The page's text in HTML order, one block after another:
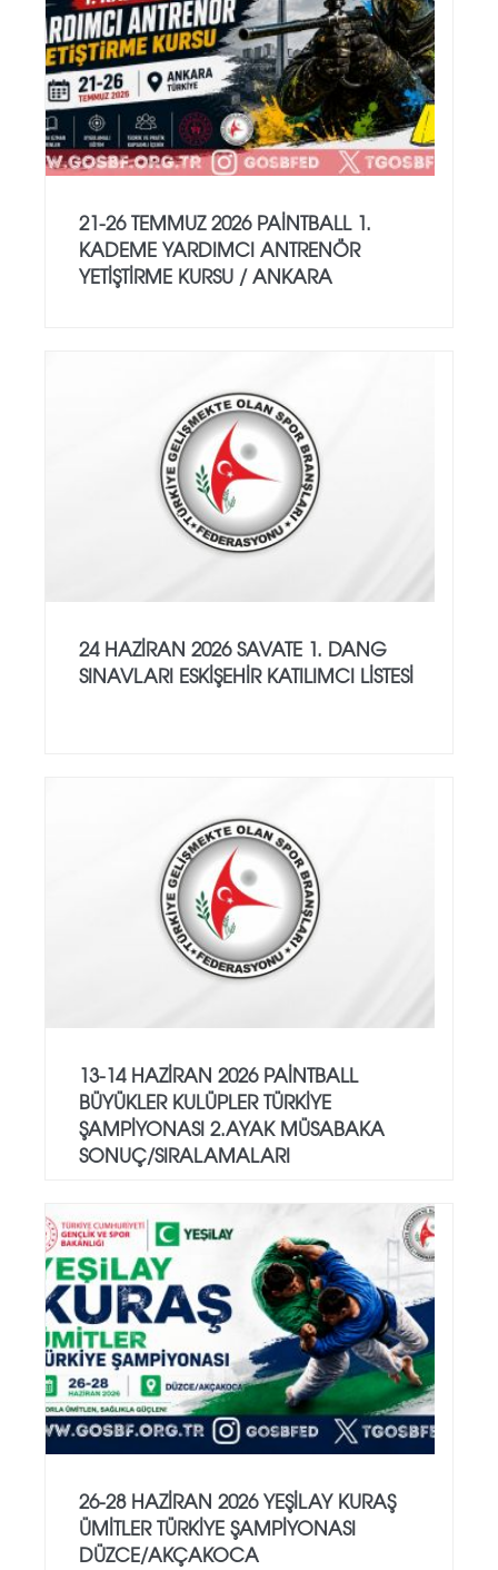
21-26 TEMMUZ 2026 PAİNTBALL 1.
KADEME YARDIMCI ANTRENÖR
YETİŞTİRME KURSU / ANKARA
24 HAZİRAN 2026 SAVATE 1. DANG
SINAVLARI ESKİŞEHİR KATILIMCI LİSTESİ
13-14 HAZİRAN 2026 PAİNTBALL
BÜYÜKLER KULÜPLER TÜRKİYE
ŞAMPİYONASI 2.AYAK MÜSABAKA
SONUÇ/SIRALAMALARI
26-28 HAZİRAN 2026 YEŞİLAY KURAŞ
ÜMİTLER TÜRKİYE ŞAMPİYONASI
DÜZCE/AKÇAKOCA